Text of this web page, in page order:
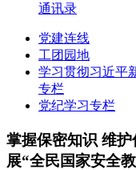
通讯录
党建连线
工团园地
学习贯彻习近平
专栏
党纪学习专栏
掌握保密知识 维
展“全民国家安全